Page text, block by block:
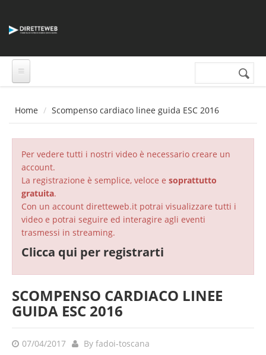
Form di
Cerca nel sito
Home Scompenso cardiaco linee guida ESC 2016
Per vedere tutti i nostri video è necessario creare un
account.
La registrazione è semplice, veloce e soprattutto
gratuita.
Con un account diretteweb.it potrai visualizzare tutti i
video e potrai seguire ed interagire agli eventi
trasmessi in streaming.
Clicca qui per registrarti
SCOMPENSO CARDIACO LINEE
GUIDA ESC 2016
07/04/2017 By fadoi-toscana